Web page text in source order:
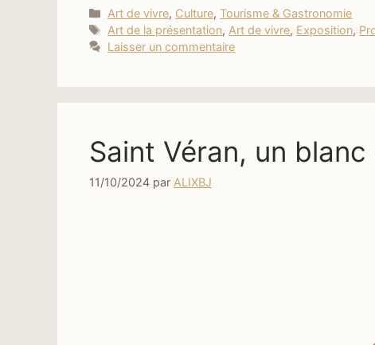
Catégories
Art de vivre, Culture,Tourisme & Gastronomie
Étiquettes
Art de la présentation, Art de vivre, Exposition,
Laisser un commentaire
Saint Véran, un
11/10/2024 par ALIXBJ